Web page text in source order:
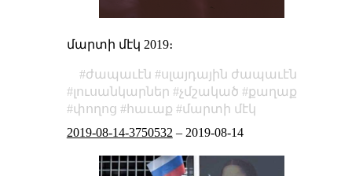
մարտի մէկ 2019։
ժապաւէն
սլայդային ժապաւէն
լուսանկարներ
չմշակած
քաղաք
փողոց
հաւաք
մարտի մէկ
2019-08-14-3750532– 2019-08-14